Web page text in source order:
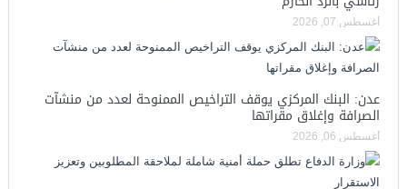
أغسطس 07, 2026
عدن: البنك المركزي يوقف التراخيص الممنوحة لعدد من منشآت
الصرافة وإغلاق مقراتها
أغسطس 06, 2026